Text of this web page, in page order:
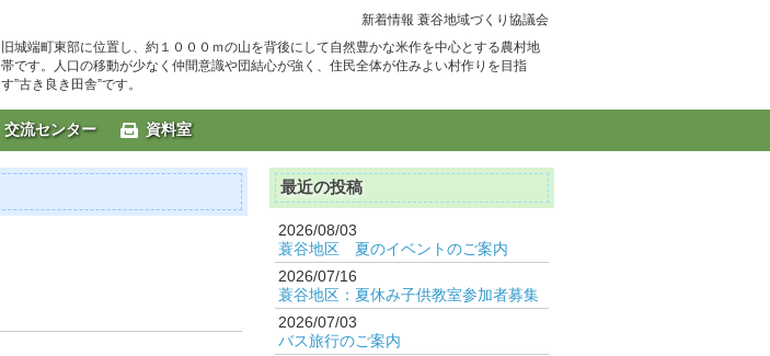
新着情報 蓑谷地域づくり協議会
旧城端町東部に位置し、約１０００ｍの山を背後にして自然豊かな米作を中心とする農村地
帯です。人口の移動が少なく仲間意識や団結心が強く、住民全体が住みよい村作りを目指
す”古き良き田舎”です。
交流センター 資料室
最近の投稿
2026/08/03
蓑谷地区 夏のイベントのご案内
2026/07/16
蓑谷地区：夏休み子供教室参加者募集
2026/07/03
バス旅行のご案内